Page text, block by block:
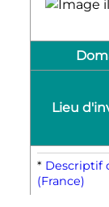
Lieu
* Descriptif
(France)